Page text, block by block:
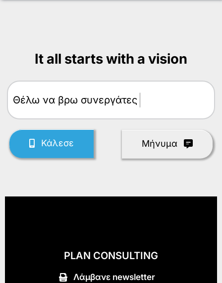
It all starts with a vision
Θέλω
Κάλεσε Mήνυμα
PLAN CONSULTING
Λάμβανε newsletter